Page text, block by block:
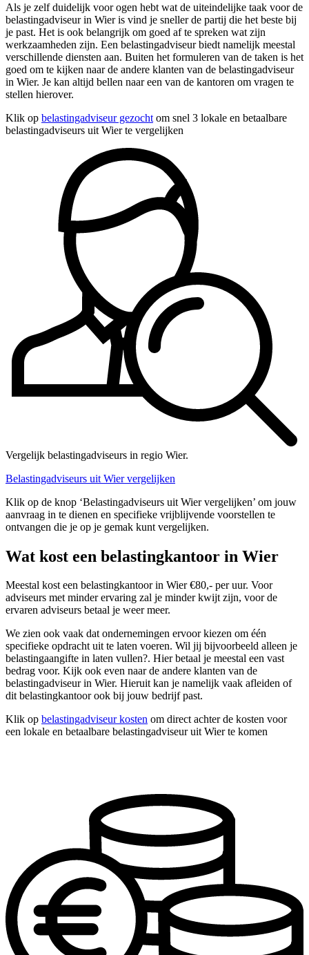
Als je zelf duidelijk voor ogen hebt wat de uiteindelijke taak voor de
belastingadviseur in Wier is vind je sneller de partij die het beste bij
je past. Het is ook belangrijk om goed af te spreken wat zijn
werkzaamheden zijn. Een belastingadviseur biedt namelijk meestal
verschillende diensten aan. Buiten het formuleren van de taken is het
goed om te kijken naar de andere klanten van de belastingadviseur
in Wier. Je kan altijd bellen naar een van de kantoren om vragen te
stellen hierover.
Klik op belastingadviseur gezocht om snel 3 lokale en betaalbare
belastingadviseurs uit Wier te vergelijken
Vergelijk belastingadviseurs in regio Wier.
Belastingadviseurs uit Wier vergelijken
Klik op de knop ‘Belastingadviseurs uit Wier vergelijken’ om jouw
aanvraag in te dienen en specifieke vrijblijvende voorstellen te
ontvangen die je op je gemak kunt vergelijken.
Wat kost een belastingkantoor in Wier
Meestal kost een belastingkantoor in Wier €80,- per uur. Voor
adviseurs met minder ervaring zal je minder kwijt zijn, voor de
ervaren adviseurs betaal je weer meer.
We zien ook vaak dat ondernemingen ervoor kiezen om één
specifieke opdracht uit te laten voeren. Wil jij bijvoorbeeld alleen je
belastingaangifte in laten vullen?. Hier betaal je meestal een vast
bedrag voor. Kijk ook even naar de andere klanten van de
belastingadviseur in Wier. Hieruit kan je namelijk vaak afleiden of
dit belastingkantoor ook bij jouw bedrijf past.
Klik op belastingadviseur kosten om direct achter de kosten voor
een lokale en betaalbare belastingadviseur uit Wier te komen